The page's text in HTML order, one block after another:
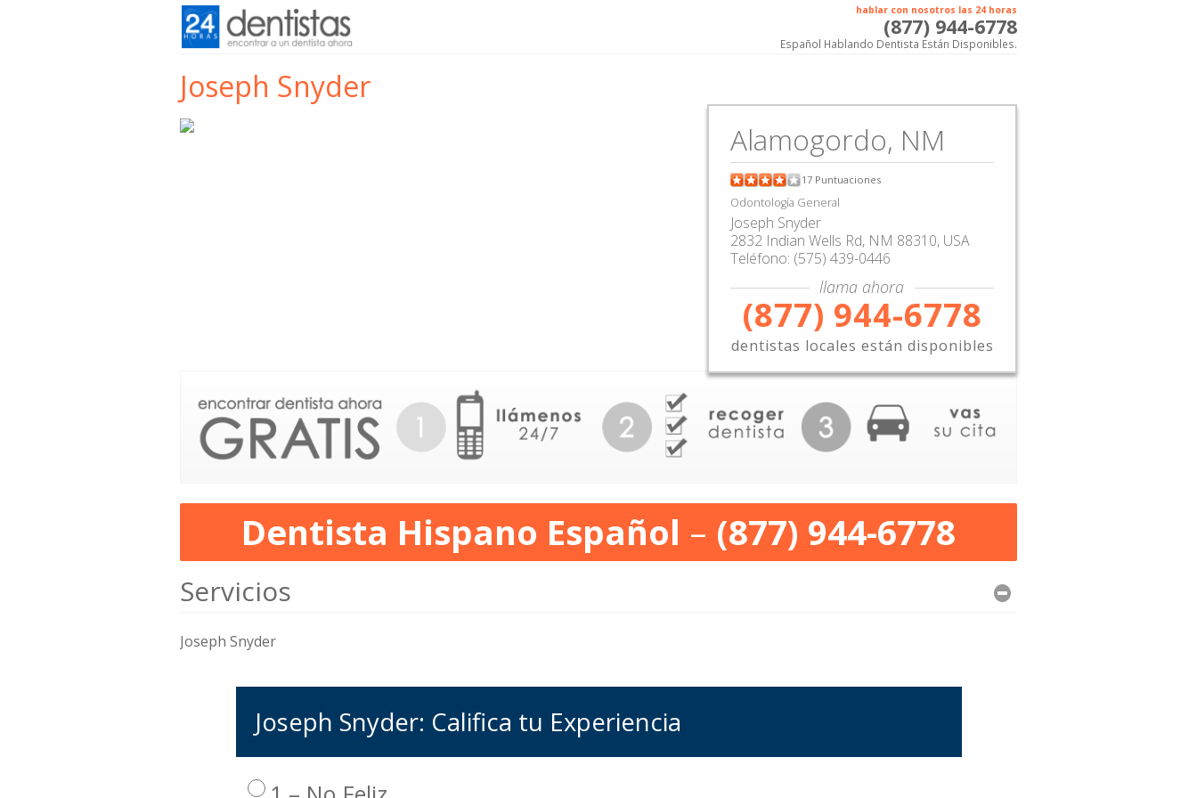
hablar con nosotros las 24 horas
(877) 944-6778
Español Hablando Dentista Están Disponibles.
Joseph Snyder
Alamogordo, NM
17 Puntuaciones
Odontología General
Joseph Snyder
2832 Indian Wells Rd, NM 88310, USA
Teléfono: (575) 439-0446
llama ahora
(877) 944-6778
dentistas locales están disponibles
Dentista Hispano Español – (877) 944-6778
Servicios
Joseph Snyder
Joseph Snyder: Califica tu Experiencia